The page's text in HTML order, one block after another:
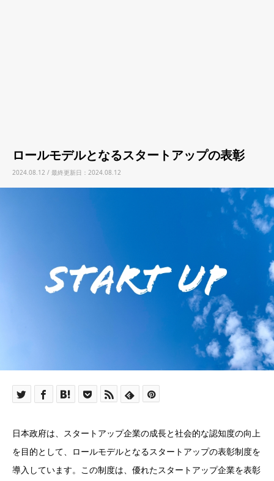
ロールモデルとなるスタートアップの表彰
2024.08.12 / 最終更新日：2024.08.12
日本政府は、スタートアップ企業の成長と社会的な認知度の向上
を目的として、ロールモデルとなるスタートアップの表彰制度を
導入しています。この制度は、優れたスタートアップ企業を表彰